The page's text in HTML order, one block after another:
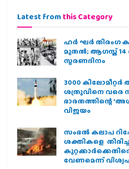
Latest from this Category
ഹര്‍ ഘര്‍ തിരംഗ
മുതല്‍; ആഗസ്ത് 14
സ്മരണദിനം
3000
ശത്രുവിനെ വരെ
ഭാരതത്തിന്റെ
വിജയം
സംഭൽ കലാപ
ശക്തികളെ
വേണമെന്ന്